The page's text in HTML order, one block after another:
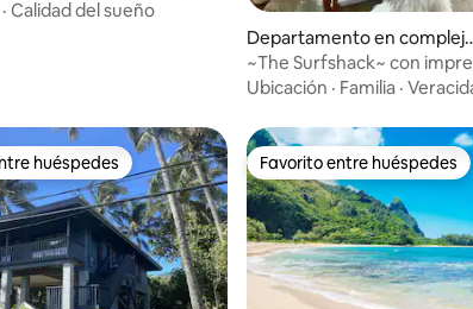
· Calidad del sueño
Departamento en
residencial en Princeville
~The Surfshack~ con
vistas al mar.
Ubicación · Familia ·
los huéspedes más destacados
huéspedes Favorito entre huéspedes
Favorito entre huéspedes